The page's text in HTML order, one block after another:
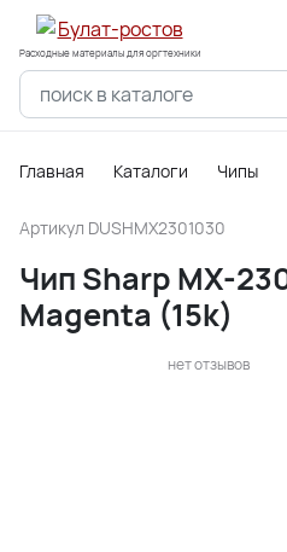
Расходные материалы для оргтехники
Главная Каталоги Чипы
Артикул DUSHMX2301030
Чип Sharp MX-
Magenta (15k)
нет отзывов